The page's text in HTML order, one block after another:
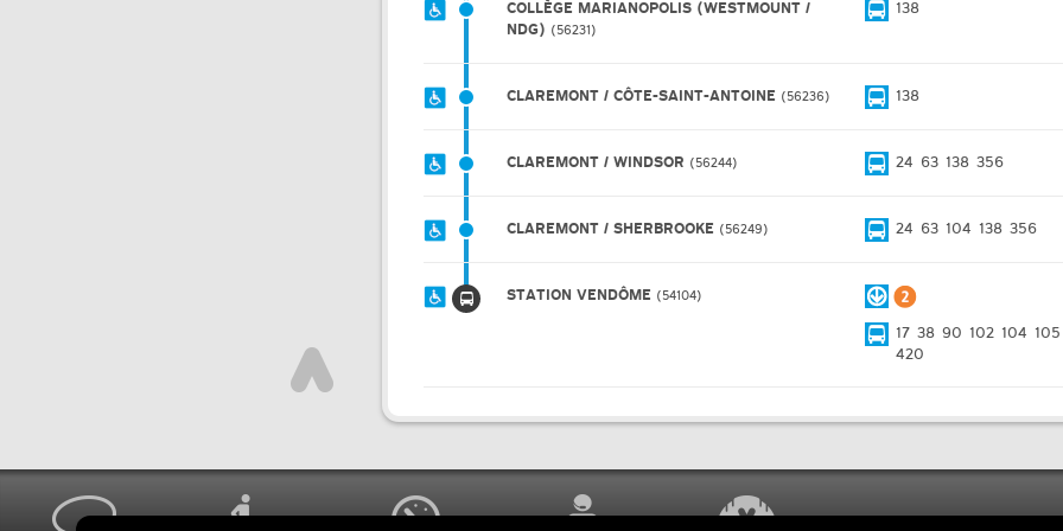
COLLÈGE MARIANOPOLIS (WESTMOUNT /
NDG)
56231
138
CLAREMONT / CÔTE-SAINT-ANTOINE 56236 138
CLAREMONT / WINDSOR 56244 24 63 138 356
CLAREMONT / SHERBROOKE 56249 24 63 104 138 356
STATION VENDÔME 54104
17 38 90 102 104 105
420